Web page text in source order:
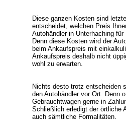
Diese ganzen Kosten sind
entscheidet, welchen Preis
Autohändler in Unterhaching
Denn diese Kosten wird der
beim Ankaufspreis mit
Ankaufspreis deshalb nicht
wohl zu erwarten.
Nichts desto trotz entscheiden
den Autohändler vor Ort. Denn
Gebrauchtwagen gerne in
Schließlich erledigt der örtliche
auch sämtliche Formalitäten.